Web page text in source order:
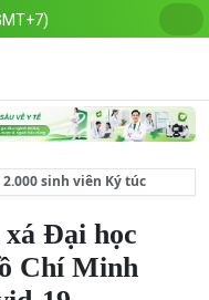
2.000 sinh viên Ký túc xá Đại
xá Đại học
Chí Minh